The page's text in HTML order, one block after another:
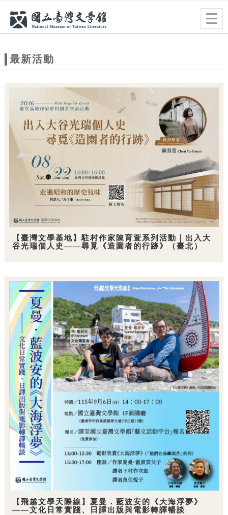
站最新活動
【臺灣文學基地】駐村作家陳育萱系列活動｜出入大
谷光瑞個人史——尋覓《造園者的行跡》（臺北）
【飛越文學天際線】夏曼．藍波安的《大海浮夢》
——文化日常實踐、日譯出版與電影轉譯暢談